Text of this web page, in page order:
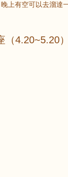
上有空可以去溜達
（4.20~5.20）